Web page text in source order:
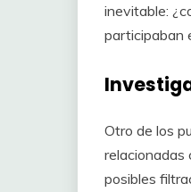
inevitable:
participaban
Otro de los
relacionadas
posibles